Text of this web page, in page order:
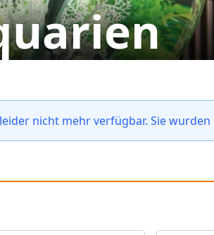
nicht mehr verfügbar. Sie